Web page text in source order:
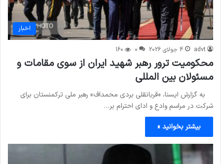
اخبار
advt 4 جولای 2026 0
160
محکومیت ترور رهبر شهید ایران از سوی مقامات و
مسئولان بین المللی
به گزارش ایسنا، «قربانقلی بردی محمداف» رهبر ملی ترکمنستان برای
شرکت در مراسم وادع و ادای احترام بر…
بیشتر بخوانید »